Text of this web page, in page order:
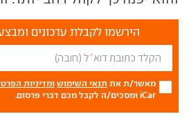
הירשמו לקבלת עדכונים
מאשר/ת את תנאי השימוש ומדיניות
iCar ומסכים/ה לקבל מכם דברי פרסום.